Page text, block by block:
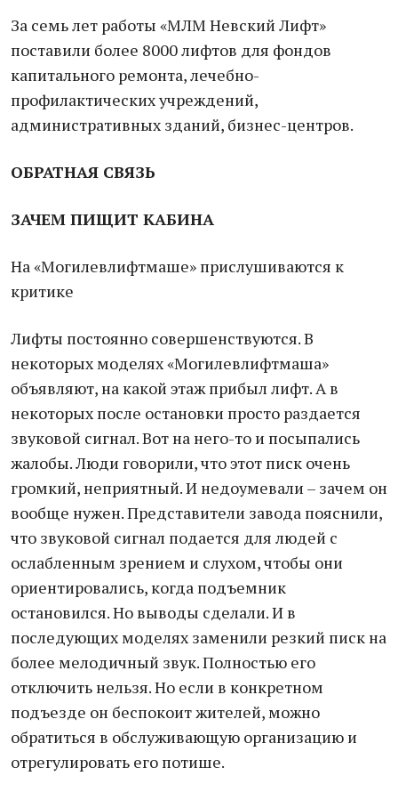
За семь лет работы «МЛМ Невский Лифт»
поставили более 8000 лифтов для фондов
капитального ремонта, лечебно-
профилактических учреждений,
административных зданий, бизнес-центров.
ОБРАТНАЯ СВЯЗЬ
ЗАЧЕМ ПИЩИТ КАБИНА
На «Могилевлифтмаше» прислушиваются к
критике
Лифты постоянно совершенствуются. В
некоторых моделях «Могилевлифтмаша»
объявляют, на какой этаж прибыл лифт. А в
некоторых после остановки просто раздается
звуковой сигнал. Вот на него-то и посыпались
жалобы. Люди говорили, что этот писк очень
громкий, неприятный. И недоумевали – зачем он
вообще нужен. Представители завода пояснили,
что звуковой сигнал подается для людей с
ослабленным зрением и слухом, чтобы они
ориентировались, когда подъемник
остановился. Но выводы сделали. И в
последующих моделях заменили резкий писк на
более мелодичный звук. Полностью его
отключить нельзя. Но если в конкретном
подъезде он беспокоит жителей, можно
обратиться в обслуживающую организацию и
отрегулировать его потише.